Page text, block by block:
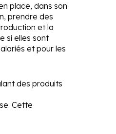
place, dans son
prendre des
et la
si elles sont
et pour les
des produits
Cette